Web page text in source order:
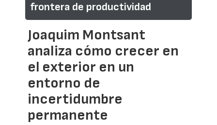
frontera de productividad
Joaquim Montsant
analiza cómo crecer en
el exterior en un
entorno de
incertidumbre
permanente